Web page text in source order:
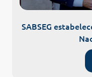
SABSEG